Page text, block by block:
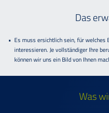
Das
Es muss ersichtlich sein, für
interessieren. Je vollständiger Ihre
können wir uns ein Bild von Ihnen
Was